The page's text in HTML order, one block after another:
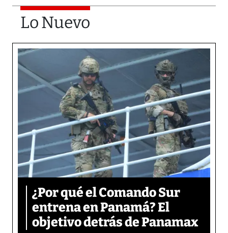
Lo Nuevo
¿Por qué el Comando Sur
entrena en Panamá? El
objetivo detrás de Panamax